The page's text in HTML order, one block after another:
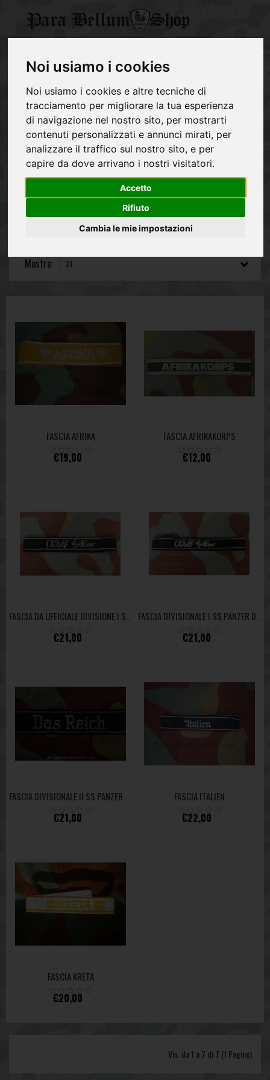
Noi usiamo i cookies
Noi usiamo i cookies e altre tecniche di
tracciamento per migliorare la tua esperienza
di navigazione nel nostro sito, per mostrarti
contenuti personalizzati e annunci mirati, per
analizzare il traffico sul nostro sito, e per
capire da dove arrivano i nostri visitatori.
Accetto
Rifiuto
Cambia le mie impostazioni
CATEGORY
ESERCITO
ITALIANO
ALLEATI
MATERIALE
1945
Home Fasce da braccio
Fasce Da Braccio
Fasce da braccio
Mostra:
FASCIA AFRIKA
€19,00
FASCIA AFRIKAKORPS
€12,00
€21,00 €21,00
€21,00
FASCIA ITALIEN
€22,00
FASCIA KRETA
€20,00
Vis. da 1 a 7 di 7 (1 Pagine)